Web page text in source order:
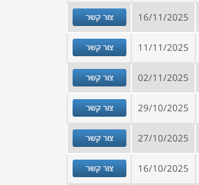
16/11/2025 צור קשר
11/11/2025 צור קשר
02/11/2025 צור קשר
29/10/2025 צור קשר
27/10/2025 צור קשר
16/10/2025 צור קשר